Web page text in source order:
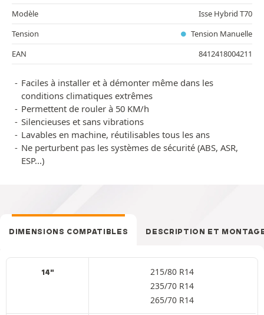
Modèle
Isse Hybrid T70
Tension
Tension Manuelle
EAN
8412418004211
Faciles à installer et à démonter même dans les
conditions climatiques extrêmes
Permettent de rouler à 50 KM/h
Silencieuses et sans vibrations
Lavables en machine, réutilisables tous les ans
Ne perturbent pas les systèmes de sécurité (ABS, ASR,
ESP...)
DIMENSIONS COMPATIBLES DESCRIPTION ET
14"
215/80 R14
235/70 R14
265/70 R14